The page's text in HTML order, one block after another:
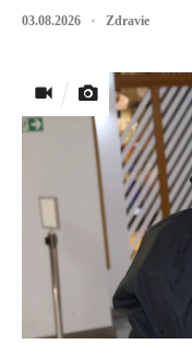
03.08.2026 Zdravie